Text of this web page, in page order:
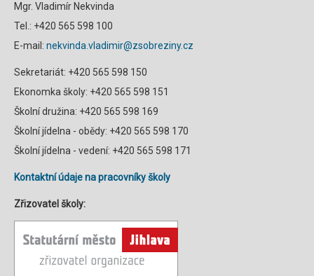
Mgr. Vladimír Nekvinda
Tel.: +420 565 598 100
E-mail: nekvinda.vladimir@zsobreziny.cz
Sekretariát: +420 565 598 150
Ekonomka školy: +420 565 598 151
Školní družina: +420 565 598 169
Školní jídelna - obědy: +420 565 598 170
Školní jídelna - vedení: +420 565 598 171
Kontaktní údaje na pracovníky školy
Zřizovatel školy: